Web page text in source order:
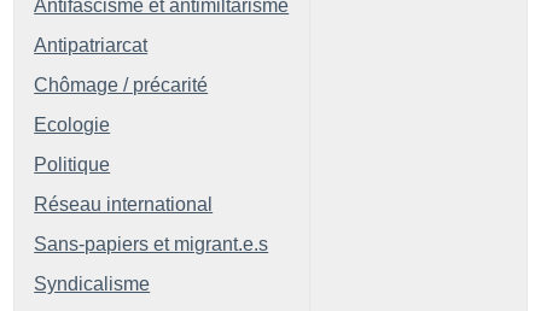
Antifascisme et antimiltarisme
Antipatriarcat
Chômage / précarité
Ecologie
Politique
Réseau international
Sans-papiers et migrant.e.s
Syndicalisme